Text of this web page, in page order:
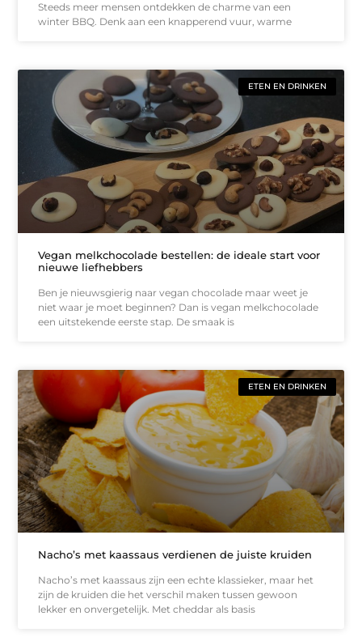
Steeds meer mensen ontdekken de charme van een
winter BBQ. Denk aan een knapperend vuur, warme
ETEN EN DRINKEN
Vegan melkchocolade bestellen: de ideale start voor
nieuwe liefhebbers
Ben je nieuwsgierig naar vegan chocolade maar weet je
niet waar je moet beginnen? Dan is vegan melkchocolade
een uitstekende eerste stap. De smaak is
ETEN EN DRINKEN
Nacho’s met kaassaus verdienen de juiste kruiden
Nacho’s met kaassaus zijn een echte klassieker, maar het
zijn de kruiden die het verschil maken tussen gewoon
lekker en onvergetelijk. Met cheddar als basis